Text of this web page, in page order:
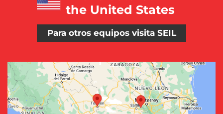
the United States
Para otros equipos visita SEIL